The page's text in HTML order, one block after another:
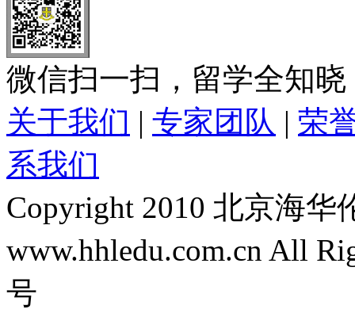
微信扫一扫，留学全知晓
关于我们 | 专家团队 | 荣
系我们
Copyright 2010 北京海
www.hhledu.com.cn All
号